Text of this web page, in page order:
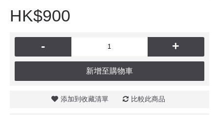
HK$900
- +
新增至購物車
添加到收藏清單 比較此商品